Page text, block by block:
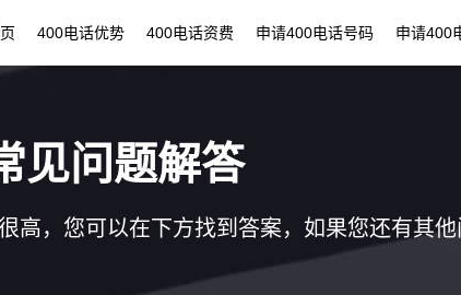
400电话优势 400电话资费 申请400电话号码 申请400
见问题解答
高，您可以在下方找到答案，如果您还有其